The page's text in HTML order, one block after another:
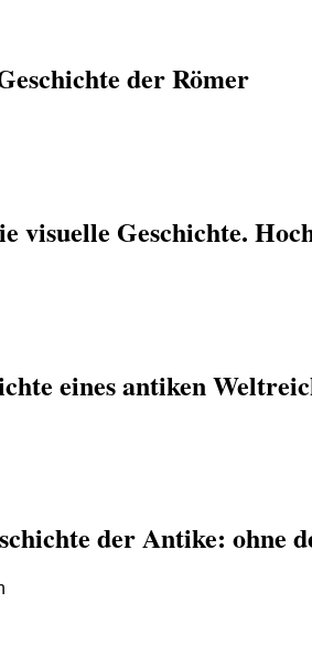
der Römer
visuelle Geschichte.
eines antiken
der Antike: ohne